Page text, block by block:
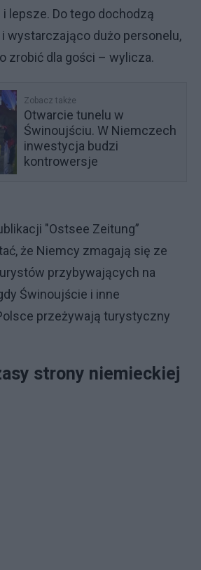
lepsze. Do tego dochodzą
wystarczająco dużo personelu,
zrobić dla gości – wylicza.
Zobacz także
Otwarcie tunelu w
Świnoujściu. W Niemczech
inwestycja budzi
kontrowersje
"Ostsee Zeitung”
że Niemcy zmagają się ze
przybywających na
Świnoujście i inne
przeżywają turystyczny
strony niemieckiej